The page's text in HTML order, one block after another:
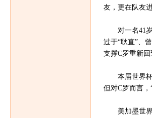
友，更在队友
对一名41岁
过于“耿直”、
支撑C罗重新回
本届世界杯
但对C罗而言，
美加墨世界